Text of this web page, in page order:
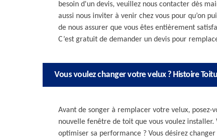
besoin d'un devis, veuillez nous contacter dès
aussi nous inviter à venir chez vous pour qu’on
de nous assurer que vous êtes entièrement
C’est gratuit de demander un devis pour
Vous voulez changer votre velux ? Histoire
Avant de songer à remplacer votre velux, posez-
nouvelle fenêtre de toit que vous voulez installer.
optimiser sa performance ? Vous désirez